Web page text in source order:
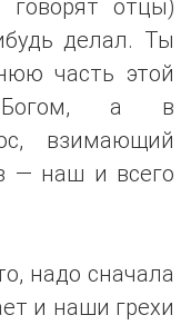
говорят отцы)
делал. Ты
часть этой
Богом, а в
взимающий
— наш и всего
надо сначала
и наши грехи